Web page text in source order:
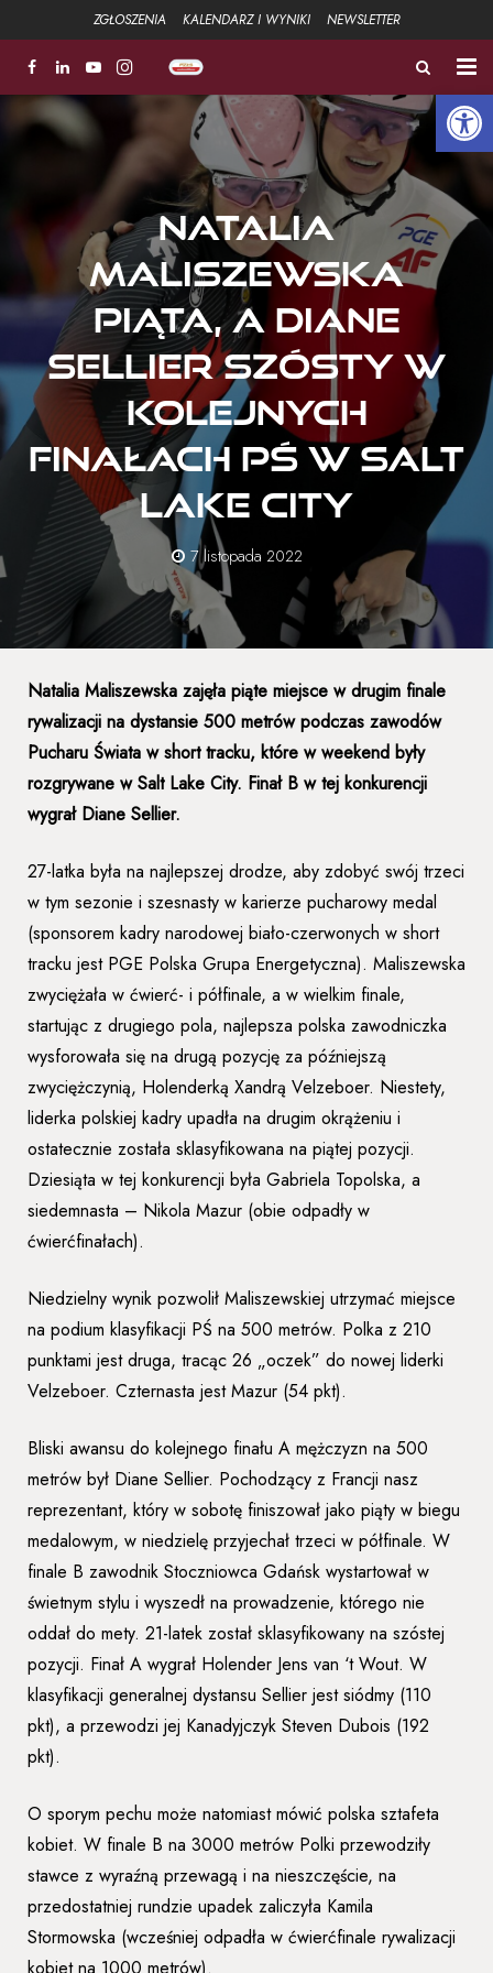
ZGŁOSZENIA KALENDARZ I WYNIKI NEWSLETTER
ZŁOTA ŁYŻWA
Aktualności
Strefa sportowa +
Strefa Związku +
Strefa szkoleniowa +
Galeria
Kontakt
Natalia
Maliszewska
piąta, a Diane
Sellier szósty w
kolejnych
finałach PŚ w Salt
Lake City
7 listopada 2022
Natalia Maliszewska zajęła piąte miejsce w drugim finale
rywalizacji na dystansie 500 metrów podczas zawodów
Pucharu Świata w short tracku, które w weekend były
rozgrywane w Salt Lake City. Finał B w tej konkurencji
wygrał Diane Sellier.
27-latka była na najlepszej drodze, aby zdobyć swój trzeci
w tym sezonie i szesnasty w karierze pucharowy medal
(sponsorem kadry narodowej biało-czerwonych w short
tracku jest PGE Polska Grupa Energetyczna). Maliszewska
zwyciężała w ćwierć- i półfinale, a w wielkim finale,
startując z drugiego pola, najlepsza polska zawodniczka
wysforowała się na drugą pozycję za późniejszą
zwyciężczynią, Holenderką Xandrą Velzeboer. Niestety,
liderka polskiej kadry upadła na drugim okrążeniu i
ostatecznie została sklasyfikowana na piątej pozycji.
Dziesiąta w tej konkurencji była Gabriela Topolska, a
siedemnasta – Nikola Mazur (obie odpadły w
ćwierćfinałach).
Niedzielny wynik pozwolił Maliszewskiej utrzymać miejsce
na podium klasyfikacji PŚ na 500 metrów. Polka z 210
punktami jest druga, tracąc 26 „oczek” do nowej liderki
Velzeboer. Czternasta jest Mazur (54 pkt).
Bliski awansu do kolejnego finału A mężczyzn na 500
metrów był Diane Sellier. Pochodzący z Francji nasz
reprezentant, który w sobotę finiszował jako piąty w biegu
medalowym, w niedzielę przyjechał trzeci w półfinale. W
finale B zawodnik Stoczniowca Gdańsk wystartował w
świetnym stylu i wyszedł na prowadzenie, którego nie
oddał do mety. 21-latek został sklasyfikowany na szóstej
pozycji. Finał A wygrał Holender Jens van ‘t Wout. W
klasyfikacji generalnej dystansu Sellier jest siódmy (110
pkt), a przewodzi jej Kanadyjczyk Steven Dubois (192
pkt).
O sporym pechu może natomiast mówić polska sztafeta
kobiet. W finale B na 3000 metrów Polki przewodziły
stawce z wyraźną przewagą i na nieszczęście, na
przedostatniej rundzie upadek zaliczyła Kamila
Stormowska (wcześniej odpadła w ćwierćfinale rywalizacji
kobiet na 1000 metrów).